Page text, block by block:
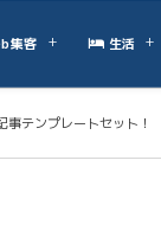
集客 生活
テンプレートセット！